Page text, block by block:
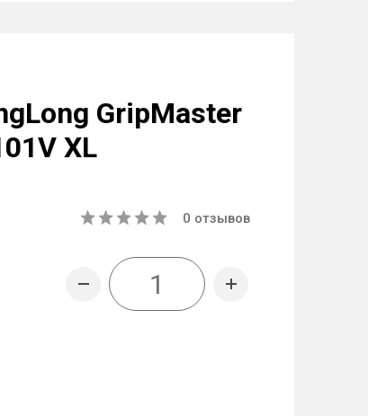
GripMaster
XL
0 отзывов